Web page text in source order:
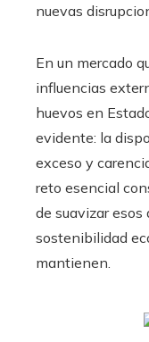
nuevas
En un mercado
influencias
huevos en
evidente: la
exceso y
reto esencial
de suavizar
sostenibilidad
mantienen.